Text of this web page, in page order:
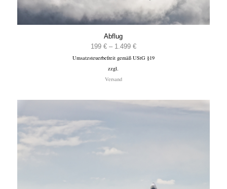
Abflug
199 € – 1.499 €Preisspanne:
199 €
Umsatzsteuerbefreit gemäß UStG §19
zzgl.
Versand